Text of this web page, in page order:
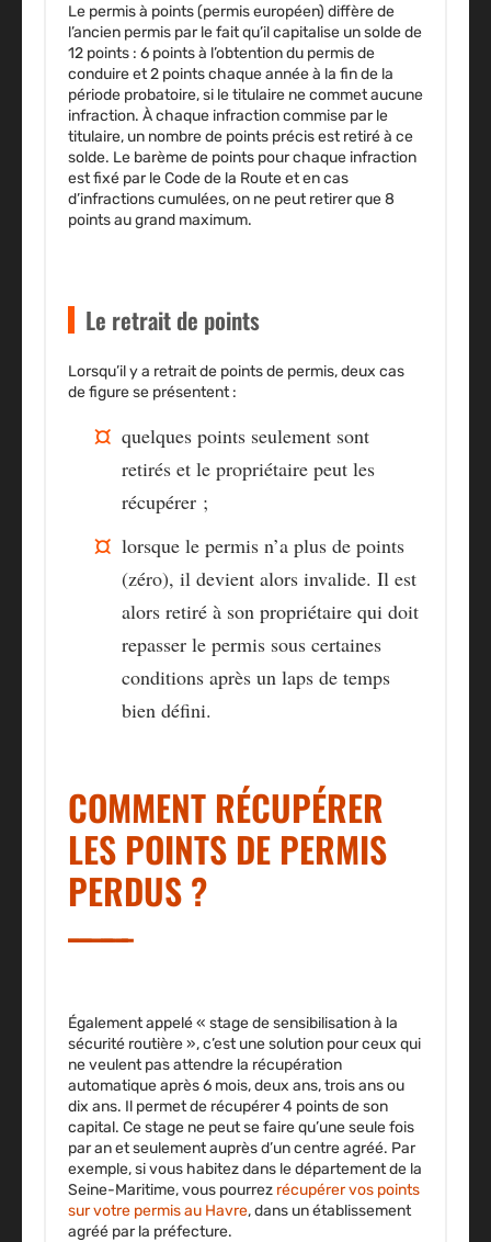
Le permis à points (permis européen) diffère de
l’ancien permis par le fait qu’il capitalise un solde de
12 points : 6 points à l’obtention du permis de
conduire et 2 points chaque année à la fin de la
période probatoire, si le titulaire ne commet aucune
infraction. À chaque infraction commise par le
titulaire, un nombre de points précis est retiré à ce
solde. Le barème de points pour chaque infraction
est fixé par le Code de la Route et en cas
d’infractions cumulées, on ne peut retirer que 8
points au grand maximum.
Le retrait de points
Lorsqu’il y a retrait de points de permis, deux cas
de figure se présentent :
quelques points seulement sont
retirés et le propriétaire peut les
récupérer ;
lorsque le permis n’a plus de points
(zéro), il devient alors invalide. Il est
alors retiré à son propriétaire qui doit
repasser le permis sous certaines
conditions après un laps de temps
bien défini.
COMMENT RÉCUPÉRER
LES POINTS DE PERMIS
PERDUS ?
Également appelé « stage de sensibilisation à la
sécurité routière », c’est une solution pour ceux qui
ne veulent pas attendre la récupération
automatique après 6 mois, deux ans, trois ans ou
dix ans. Il permet de récupérer 4 points de son
capital. Ce stage ne peut se faire qu’une seule fois
par an et seulement auprès d’un centre agréé. Par
exemple, si vous habitez dans le département de la
Seine-Maritime, vous pourrez récupérer vos points
sur votre permis au Havre, dans un établissement
agréé par la préfecture.